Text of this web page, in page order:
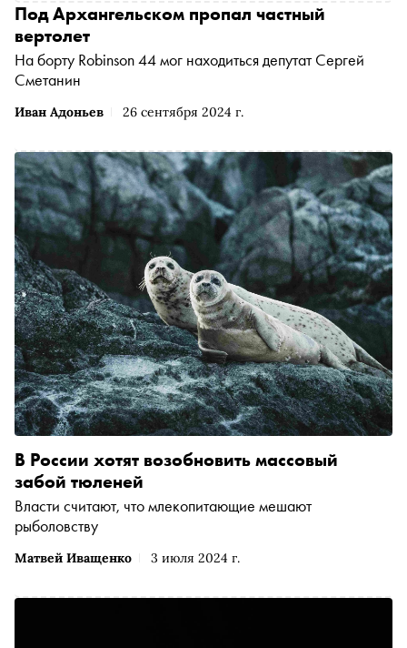
Иван Адоньев 26 сентября 2024 г.
Под Архангельском пропал частный
вертолет
На борту Robinson 44 мог находиться депутат Сергей
Сметанин
Матвей Иващенко 3 июля 2024 г.
В России хотят возобновить массовый
забой тюленей
Власти считают, что млекопитающие мешают
рыболовству